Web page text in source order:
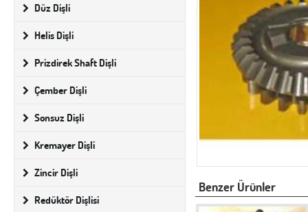
Düz Dişli
Helis Dişli
Prizdirek Shaft Dişli
Çember Dişli
Sonsuz Dişli
Kremayer Dişli
Zincir Dişli
Redüktör Dişlisi
Benzer Ürünler